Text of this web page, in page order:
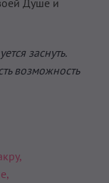
заснуть.
возможность